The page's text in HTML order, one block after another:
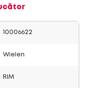
10006622
Wielen
RIM